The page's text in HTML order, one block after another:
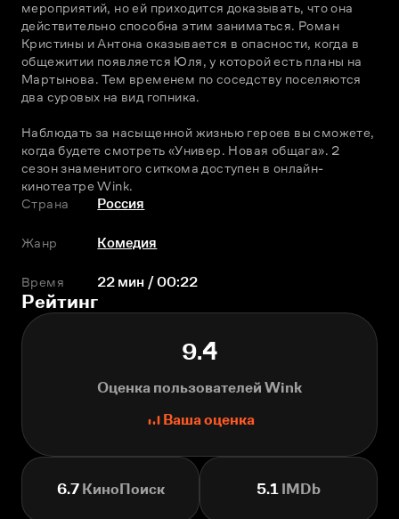
мероприятий, но ей приходится доказывать, что она
действительно способна этим заниматься. Роман
Кристины и Антона оказывается в опасности, когда в
общежитии появляется Юля, у которой есть планы на
Мартынова. Тем временем по соседству поселяются
два суровых на вид гопника.
Наблюдать за насыщенной жизнью героев вы сможете,
когда будете смотреть «Универ. Новая общага». 2
сезон знаменитого ситкома доступен в онлайн-
кинотеатре Wink.
Страна
Россия
Жанр Комедия
Время 22 мин / 00:22
Рейтинг
9.4
Оценка пользователей Wink
Ваша оценка
6.7КиноПоиск 5.1 IMDb